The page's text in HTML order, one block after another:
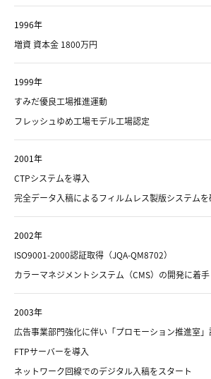
1996年
増資 資本金 1800万円
1999年
すみだ優良工場推進運動
フレッシュゆめ工場モデル工場認定
2001年
CTPシステムを導入
完全データ入稿によるフィルムレス製版システムを
2002年
ISO9001-2000認証取得（JQA-QM8702）
カラーマネジメントシステム（CMS）の開発に着手
2003年
広告事業部門強化に伴い「プロモーション推進室」
FTPサーバーを導入
ネットワーク回線でのデジタル入稿をスタート